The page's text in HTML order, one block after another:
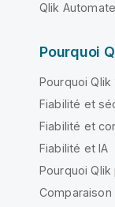
Qlik Automate
Pourquoi
Pourquoi Qlik
Fiabilité et
Fiabilité et
Fiabilité et IA
Pourquoi Qlik